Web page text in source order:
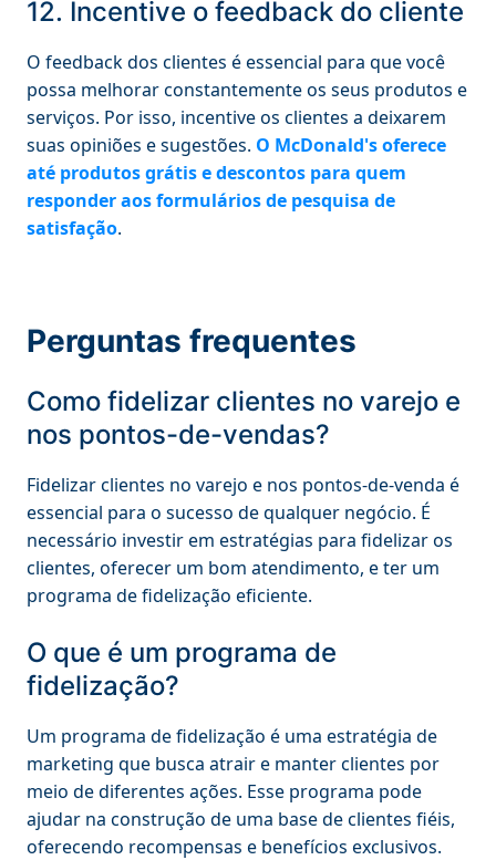
12. Incentive o feedback do cliente
O feedback dos clientes é essencial para que você
possa melhorar constantemente os seus produtos e
serviços. Por isso, incentive os clientes a deixarem
suas opiniões e sugestões. O McDonald's oferece
até produtos grátis e descontos para quem
responder aos formulários de pesquisa de
satisfação.
Perguntas frequentes
Como fidelizar clientes no varejo e
nos pontos-de-vendas?
Fidelizar clientes no varejo e nos pontos-de-venda é
essencial para o sucesso de qualquer negócio. É
necessário investir em estratégias para fidelizar os
clientes, oferecer um bom atendimento, e ter um
programa de fidelização eficiente.
O que é um programa de
fidelização?
Um programa de fidelização é uma estratégia de
marketing que busca atrair e manter clientes por
meio de diferentes ações. Esse programa pode
ajudar na construção de uma base de clientes fiéis,
oferecendo recompensas e benefícios exclusivos.